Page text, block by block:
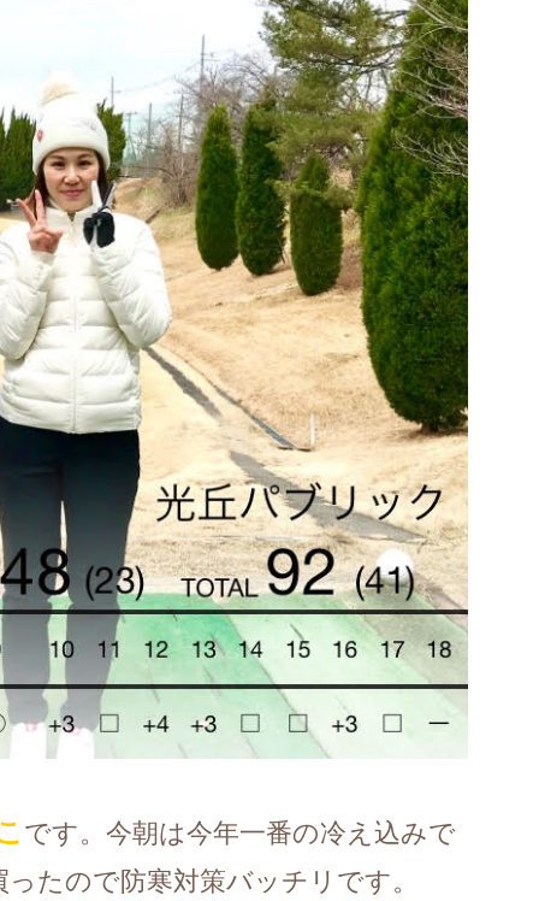
です。今朝は今年一番の冷え込みで
たので防寒対策バッチリです。